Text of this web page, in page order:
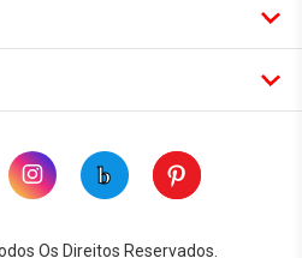
Os Direitos Reservados.